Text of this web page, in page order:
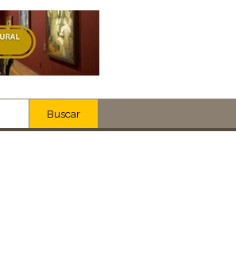
Buscar